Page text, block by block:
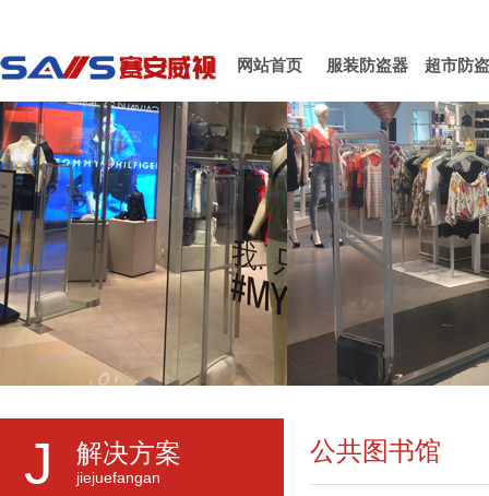
网站首页 服装防盗器 超市防
J 解决方案
jiejuefangan
公共图书馆